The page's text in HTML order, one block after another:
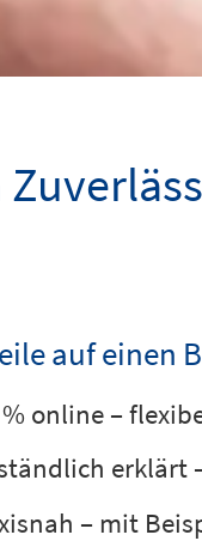
auf einen
% online –
erklärt
– mit